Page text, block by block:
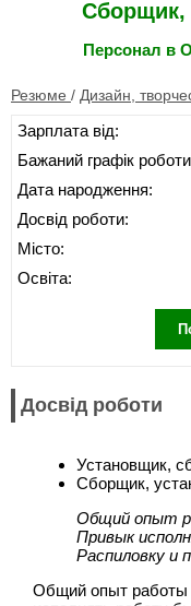
Сборщик,
Персонал в
Резюме / Дизайн,
Зарплата від:
Бажаний графік
Дата народження:
Досвід роботи:
Місто:
Освіта:
Досвід роботи
Установщик,
Сборщик,
Общий опыт
Привык
Распиловку и
Общий опыт работы